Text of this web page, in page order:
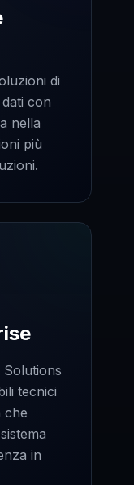
di
con
nella
più
tecnici
che
in